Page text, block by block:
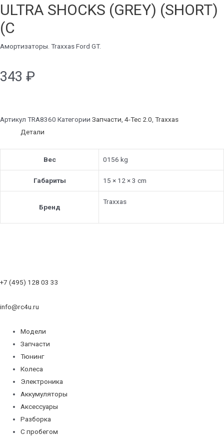
ULTRA SHOCKS (GREY) (SHORT)
(C
Амортизаторы. Traxxas Ford GT.
343 ₽
Артикул TRA8360 Категории Запчасти, 4-Tec 2.0, Traxxas
Детали
Вес 0156 kg
Габариты 15 × 12 × 3 cm
Бренд
Traxxas
+7 (495) 128 03 33
info@rc4u.ru
Модели
Запчасти
Тюнинг
Колеса
Электроника
Аккумуляторы
Аксессуары
Разборка
С пробегом